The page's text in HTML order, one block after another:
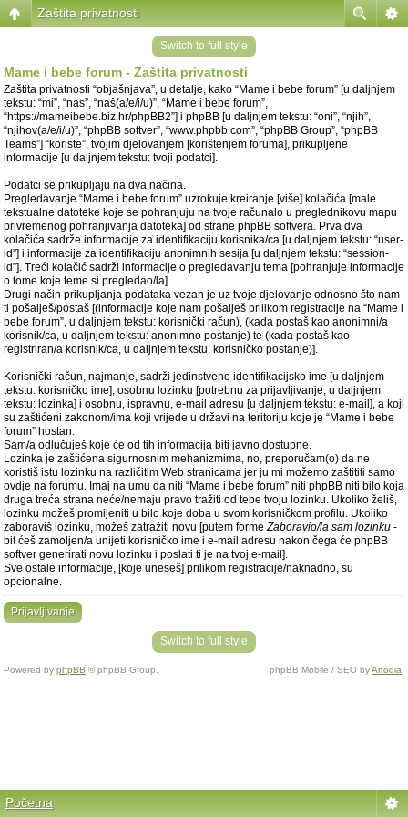
Zaštita privatnosti
Switch to full style
Mame i bebe forum - Zaštita privatnosti
Zaštita privatnosti “objašnjava”, u detalje, kako “Mame i bebe forum” [u daljnjem
tekstu: “mi”, “nas”, “naš(a/e/i/u)”, “Mame i bebe forum”,
“https://mameibebe.biz.hr/phpBB2”] i phpBB [u daljnjem tekstu: “oni”, “njih”,
“njihov(a/e/i/u)”, “phpBB softver”, “www.phpbb.com”, “phpBB Group”, “phpBB
Teams”] “koriste”, tvojim djelovanjem [korištenjem foruma], prikupljene
informacije [u daljnjem tekstu: tvoji podatci].
Podatci se prikupljaju na dva načina.
Pregledavanje “Mame i bebe forum” uzrokuje kreiranje [više] kolačića [male
tekstualne datoteke koje se pohranjuju na tvoje računalo u preglednikovu mapu
privremenog pohranjivanja datoteka] od strane phpBB softvera. Prva dva
kolačića sadrže informacije za identifikaciju korisnika/ca [u daljnjem tekstu: “user-
id”] i informacije za identifikaciju anonimnih sesija [u daljnjem tekstu: “session-
id”]. Treći kolačić sadrži informacije o pregledavanju tema [pohranjuje informacije
o tome koje teme si pregledao/la].
Drugi način prikupljanja podataka vezan je uz tvoje djelovanje odnosno što nam
ti pošalješ/postaš [(informacije koje nam pošalješ prilikom registracije na “Mame i
bebe forum”, u daljnjem tekstu: korisnički račun), (kada postaš kao anonimni/a
korisnik/ca, u daljnjem tekstu: anonimno postanje) te (kada postaš kao
registriran/a korisnik/ca, u daljnjem tekstu: korisničko postanje)].
Korisnički račun, najmanje, sadrži jedinstveno identifikacijsko ime [u daljnjem
tekstu: korisničko ime], osobnu lozinku [potrebnu za prijavljivanje, u daljnjem
tekstu: lozinka] i osobnu, ispravnu, e-mail adresu [u daljnjem tekstu: e-mail], a koji
su zaštićeni zakonom/ima koji vrijede u državi na teritoriju koje je “Mame i bebe
forum” hostan.
Sam/a odlučuješ koje će od tih informacija biti javno dostupne.
Lozinka je zaštićena sigurnosnim mehanizmima, no, preporučam(o) da ne
koristiš istu lozinku na različitim Web stranicama jer ju mi možemo zaštititi samo
ovdje na forumu. Imaj na umu da niti “Mame i bebe forum” niti phpBB niti bilo koja
druga treća strana neće/nemaju pravo tražiti od tebe tvoju lozinku. Ukoliko želiš,
lozinku možeš promijeniti u bilo koje doba u svom korisničkom profilu. Ukoliko
zaboraviš lozinku, možeš zatražiti novu [putem formeZaboravio/la sam lozinku -
bit ćeš zamoljen/a unijeti korisničko ime i e-mail adresu nakon čega će phpBB
softver generirati novu lozinku i poslati ti je na tvoj e-mail].
Sve ostale informacije, [koje uneseš] prilikom registracije/naknadno, su
opcionalne.
Prijavljivanje
Switch to full style
Powered by phpBB © phpBB Group. phpBB Mobile / SEO byArtodia
Početna